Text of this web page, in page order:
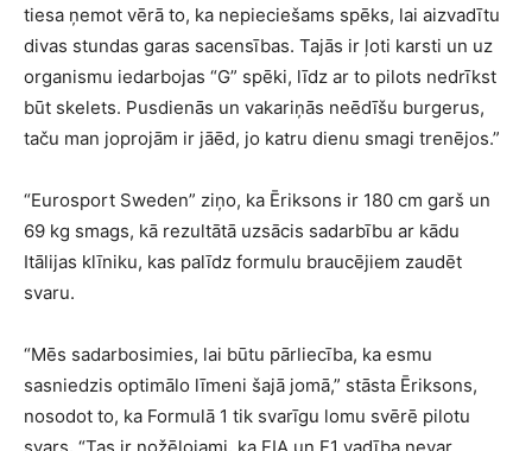
tiesa ņemot vērā to, ka nepieciešams spēks, lai aizvadītu
divas stundas garas sacensības. Tajās ir ļoti karsti un uz
organismu iedarbojas “G” spēki, līdz ar to pilots nedrīkst
būt skelets. Pusdienās un vakariņās neēdīšu burgerus,
taču man joprojām ir jāēd, jo katru dienu smagi trenējos.”
“Eurosport Sweden” ziņo, ka Ēriksons ir 180 cm garš un
69 kg smags, kā rezultātā uzsācis sadarbību ar kādu
Itālijas klīniku, kas palīdz formulu braucējiem zaudēt
svaru.
“Mēs sadarbosimies, lai būtu pārliecība, ka esmu
sasniedzis optimālo līmeni šajā jomā,” stāsta Ēriksons,
nosodot to, ka Formulā 1 tik svarīgu lomu svērē pilotu